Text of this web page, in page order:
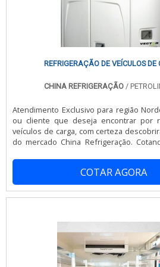
pela seriedade e qualidade, que
dos clientes de ponta a ponta.
demonstrar conhecimento e autoridade
atuação. Os motivos pelos quais a
Frigorífica é a melhor opção quando
de câmara fria em poliuretano:
Trabalhadores de alta qualidade;
obra especializada;
SEGMENTOApenas na JC Montagem
há de melhor no mercado de painel de
poliuretano. É possível encontrar
tecnologia de ponta, como
frigoríficas e instalação de portas
deve ao fato de a empresa ser
serviços e altamente qualificada,
possíveis pelo fato de a empresa ter
qualidade onde são realizadas as
funcionários eficientes, fecha todo o
com excelência para toda a carteira de
REFRIGERAÇÃO DE VEÍCULOS DE
CHINA REFRIGERAÇÃO/
Atendimento Exclusivo para região
ou cliente que deseja encontrar por
veículos de carga, com certeza
do mercado China Refrigeração.
referência de qualidade da área de
MAIS SOBRE REFRIGERAÇÃO DE
alguém procurar por refrigeração de
em uma empresa responsável,
cliente.Não obstante, quando falamos
de veículos de carga, deve-se ter a
com empresas que prezam por
COTAR AGORA